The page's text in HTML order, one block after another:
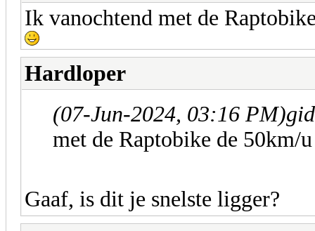
Ik vanochtend met de
Hardloper
(07-Jun-2024, 03:16 PM)
met de Raptobike de 50km/
Gaaf, is dit je snelste ligger?